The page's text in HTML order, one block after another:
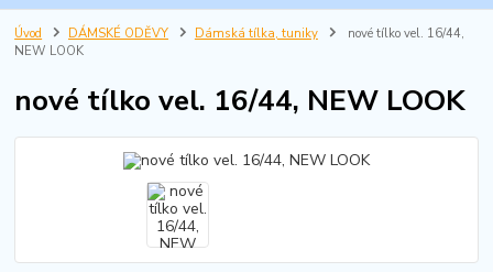
Úvod DÁMSKÉ ODĚVY Dámská tílka, tuniky
nové tílko vel. 16/44,
NEW LOOK
nové tílko vel. 16/44, NEW LOOK